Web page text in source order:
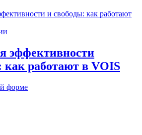
эффективности
как работают в VOIS
форме